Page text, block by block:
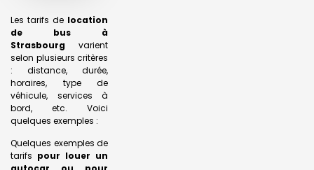
Les tarifs de location
de bus à
Strasbourg varient
selon plusieurs critères
: distance, durée,
horaires, type de
véhicule, services à
bord, etc. Voici
quelques exemples :
Quelques exemples de
tarifs pour louer un